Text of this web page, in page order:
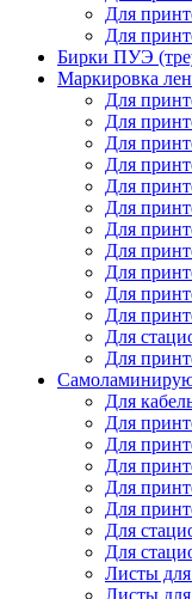
Для
Для
Бирки ПУЭ
Маркировка
Для
Для
Для
Для
Для
Для
Для
Для
Для
Для
Для
Для
Для
Для
Для
Для
Для
Для
Для
Для
Для
Листы
Листы